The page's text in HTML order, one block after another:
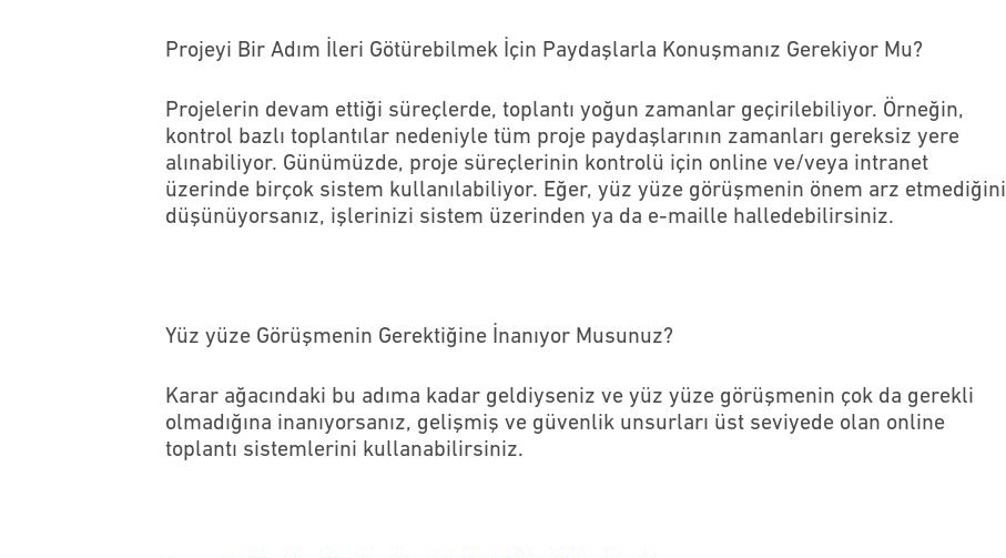
Projeyi Bir Adım İleri Götürebilmek İçin Paydaşlarla Konuşmanız Gerekiyor Mu?
Projelerin devam ettiği süreçlerde, toplantı yoğun zamanlar geçirilebiliyor. Örneğin,
kontrol bazlı toplantılar nedeniyle tüm proje paydaşlarının zamanları gereksiz yere
alınabiliyor. Günümüzde, proje süreçlerinin kontrolü için online ve/veya intranet
üzerinde birçok sistem kullanılabiliyor. Eğer, yüz yüze görüşmenin önem arz etmediğini
düşünüyorsanız, işlerinizi sistem üzerinden ya da e-maille halledebilirsiniz.
Yüz yüze Görüşmenin Gerektiğine İnanıyor Musunuz?
Karar ağacındaki bu adıma kadar geldiyseniz ve yüz yüze görüşmenin çok da gerekli
olmadığına inanıyorsanız, gelişmiş ve güvenlik unsurları üst seviyede olan online
toplantı sistemlerini kullanabilirsiniz.